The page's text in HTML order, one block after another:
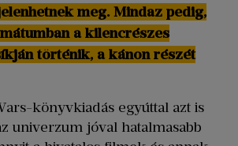
meg. Mindaz pedig,
a kilencrészes
történik, a kánon részét
könyvkiadás egyúttal azt is
univerzum jóval hatalmasabb